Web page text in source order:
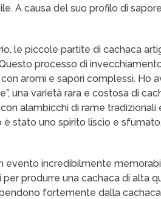
A causa del suo profilo di
le piccole partite di cachaca
processo di
aromi e sapori complessi. Ho
una varietà rara e costosa di
alambicchi di rame tradizionali
è stato uno spirito liscio e
evento incredibilmente
per produrre una cachaca di alta
fortemente dalla